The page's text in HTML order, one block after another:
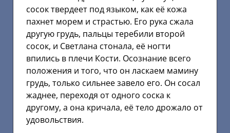
сосок твердеет под языком, как её кожа
пахнет морем и страстью. Его рука сжала
другую грудь, пальцы теребили второй
сосок, и Светлана стонала, её ногти
впились в плечи Кости. Осознание всего
положения и того, что он ласкаем мамину
грудь, только сильнее завело его. Он сосал
жаднее, переходя от одного соска к
другому, а она кричала, её тело дрожало от
удовольствия.